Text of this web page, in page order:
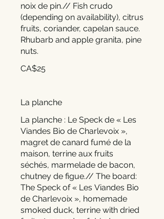
noix de pin.// Fish crudo
(depending on availability), citrus
fruits, coriander, capelan sauce.
Rhubarb and apple granita, pine
CA$25
La planche
La planche : Le Speck de « Les
Viandes Bio de Charlevoix »,
magret de canard fumé de la
maison, terrine aux fruits
séchés, marmelade de bacon,
chutney de figue.// The board:
The Speck of « Les Viandes Bio
de Charlevoix », homemade
smoked duck, terrine with dried